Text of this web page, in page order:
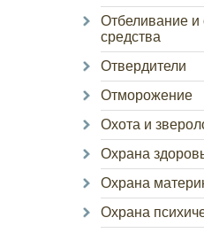
Отбеливание
средства
Отвердители
Отморожение
Охота и
Охрана
Охрана
Охрана